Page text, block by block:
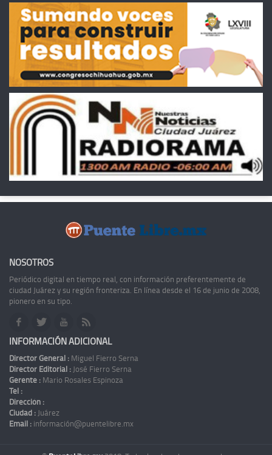
NOSOTROS
Periódico digital en tiempo real, con información preferentemente de
ciudad Juárez y su región fronteriza. En línea desde el 16 de junio de 2008,
pionero en su tipo.
INFORMACIÓN ADICIONAL
Director General : Miguel Fierro Serna
Director Editorial : José Fierro Serna
Gerente : Mario Rosales Espinoza
Tel :
Dirección :
Ciudad : Juárez
Email : información@puentelibre.mx